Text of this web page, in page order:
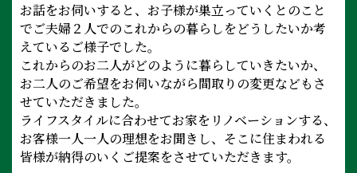
お話をお伺いすると、お子様が巣立っていくとのこと
でご夫婦２人でのこれからの暮らしをどうしたいか考
えているご様子でした。
これからのお二人がどのように暮らしていきたいか、
お二人のご希望をお伺いながら間取りの変更などもさ
せていただきました。
ライフスタイルに合わせてお家をリノベーションする、
お客様一人一人の理想をお聞きし、そこに住まわれる
皆様が納得のいくご提案をさせていただきます。